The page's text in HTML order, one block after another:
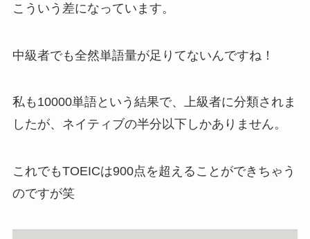
こういう差になっています。
中級者でも全然単語量が足りてないんですね！
私も10000単語という結果で、上級者に分類されま
したが、ネイティブの半分以下しかありません。
これでもTOEICは900点を超えることができちゃう
のですが笑